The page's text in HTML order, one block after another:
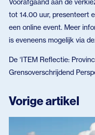
Voorafgaand aan de
tot 14.00 uur, presenteert
een online event. Meer
is eveneens mogelijk via
De ‘ITEM Reflectie:
Grensoverschrijdend
Vorige artikel